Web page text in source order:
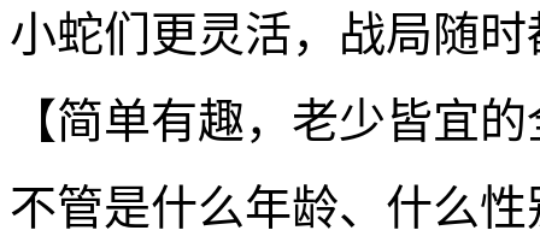
小蛇们更灵活，战局随
【简单有趣，老少皆宜
不管是什么年龄、什么